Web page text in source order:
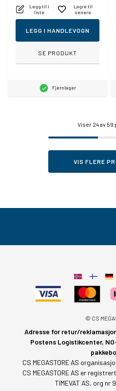
Legg til i
liste
Lagre til
senere
LEGG I HANDLEVOGN
SE PRODUKT
Fjernlager
Viser 24av 59
VIS FLERE
© CS
Adresse for retur/
Postens Logistikcenter,
CS MEGASTORE AS
CS MEGASTORE AS er
TIMEVAT AS, org nr